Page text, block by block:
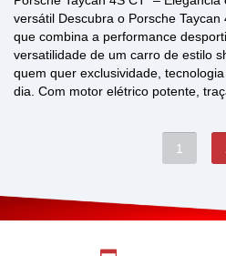
versátil Descubra o Porsche
que combina a performance
versatilidade de um carro de estilo
quem quer exclusividade,
dia. Com motor elétrico potente,
1